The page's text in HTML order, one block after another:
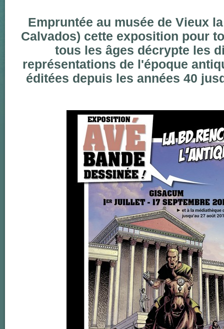
Empruntée au musée de Vieux
Calvados) cette exposition pour
tous les âges décrypte les
représentations de l'époque
éditées depuis les années 40